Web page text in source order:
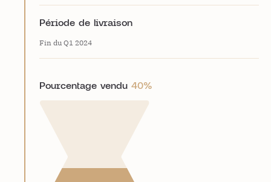
Période de livraison
Fin du Q1 2024
Pourcentage vendu 40%